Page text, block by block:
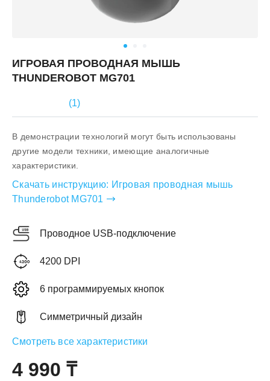
на товары
упаковки
ИГРОВАЯ ПРОВОДНАЯ МЫШЬ
THUNDEROBOT MG701
(1)
В демонстрации технологий могут быть использованы
другие модели техники, имеющие аналогичные
характеристики.
Скачать инструкцию: Игровая проводная мышь
Thunderobot MG701
Проводное USB-подключение
4200 DPI
6 программируемых кнопок
Симметричный дизайн
Смотреть все характеристики
4 990 ₸